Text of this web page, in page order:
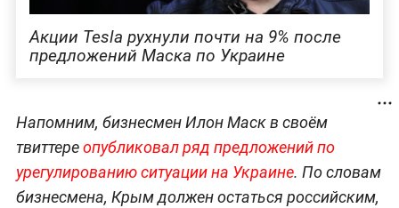
Акции Tesla рухнули почти на 9% после
предложений Маска по Украине
Напомним, бизнесмен Илон Маск в своём
твиттереопубликовал ряд предложений по
урегулированию ситуации на Украине. По словам
бизнесмена, Крым должен остаться российским,